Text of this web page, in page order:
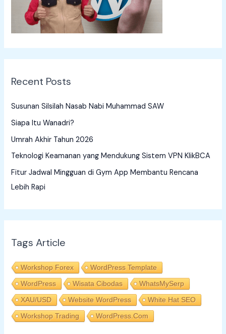
Recent Posts
Susunan Silsilah Nasab Nabi Muhammad SAW
Siapa Itu Wanadri?
Umrah Akhir Tahun 2026
Teknologi Keamanan yang Mendukung Sistem VPN KlikBCA
Fitur Jadwal Mingguan di Gym App Membantu Rencana
Lebih Rapi
Tags Article
Workshop Forex
WordPress Template
WordPress
Wisata Cibodas
WhatsMySerp
XAU/USD
Website WordPress
White Hat SEO
Workshop Trading
WordPress.com